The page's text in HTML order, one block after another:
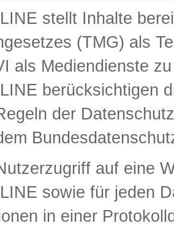
stellt Inhalte
(TMG) als
als Mediendienste
berücksichtigen
der
auf eine
sowie für jeden
in einer